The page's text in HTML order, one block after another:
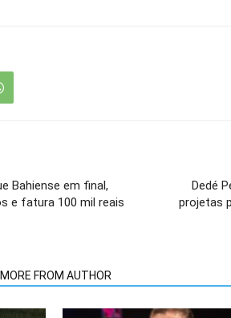
Bahiense em final,
e fatura 100 mil reais
Dedé
projetas
MORE FROM AUTHOR